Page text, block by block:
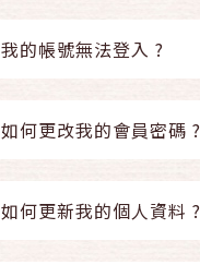
我的帳號無法登入 ?
如何更改我的會員密碼 ?
如何更新我的個人資料 ?